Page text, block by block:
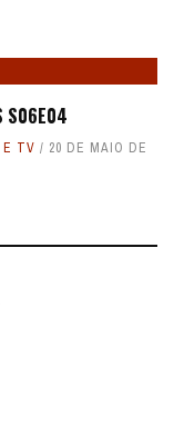
S06E04
E TV
20 DE MAIO DE